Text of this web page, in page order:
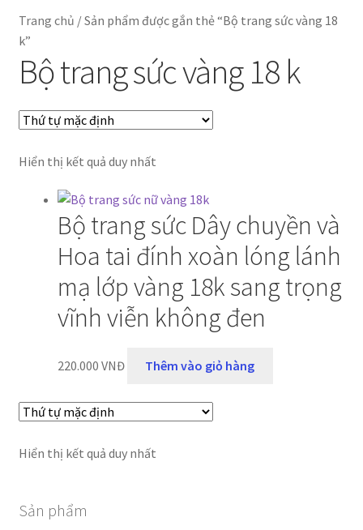
Thanh toán
Trang chủ /Sản phẩm được gắn thẻ “Bộ trang sức vàng 18
k”
Bộ trang sức vàng 18 k
Hiển thị kết quả duy nhất
Bộ trang sức Dây chuyền và
Hoa tai đính xoàn lóng lánh
mạ lớp vàng 18k sang trọng
vĩnh viễn không đen
220.000 VNĐ Thêm vào giỏ hàng
Hiển thị kết quả duy nhất
Sản phẩm